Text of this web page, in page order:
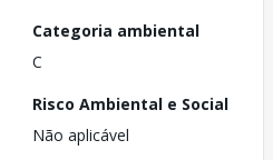
Categoria ambiental
C
Risco Ambiental e Social
Não aplicável